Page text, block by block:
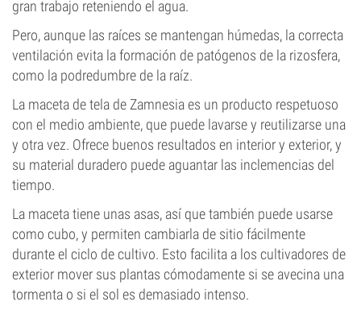
gran trabajo reteniendo el agua.
Pero, aunque las raíces se mantengan húmedas, la correcta
ventilación evita la formación de patógenos de la rizosfera,
como la podredumbre de la raíz.
La maceta de tela de Zamnesia es un producto respetuoso
con el medio ambiente, que puede lavarse y reutilizarse una
y otra vez. Ofrece buenos resultados en interior y exterior, y
su material duradero puede aguantar las inclemencias del
tiempo.
La maceta tiene unas asas, así que también puede usarse
como cubo, y permiten cambiarla de sitio fácilmente
durante el ciclo de cultivo. Esto facilita a los cultivadores de
exterior mover sus plantas cómodamente si se avecina una
tormenta o si el sol es demasiado intenso.